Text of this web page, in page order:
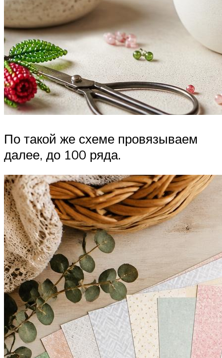
По такой же схеме провязываем
далее, до 100 ряда.